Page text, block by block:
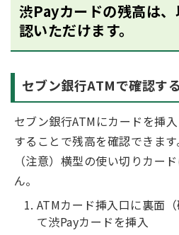
渋Payカードの残高は
認いただけます。
セブン銀行ATMで確認する
セブン銀行ATMにカードを挿
することで残高を確認できます
（注意）横型の使い切りカー
ん。
ATMカード挿入口に裏面
て渋Payカードを挿入